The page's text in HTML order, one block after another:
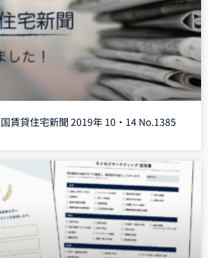
国賃貸住宅新聞 2019年 10・14 No.1385